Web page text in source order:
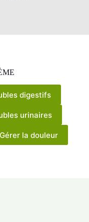
digestifs
urinaires
Gérer la douleur